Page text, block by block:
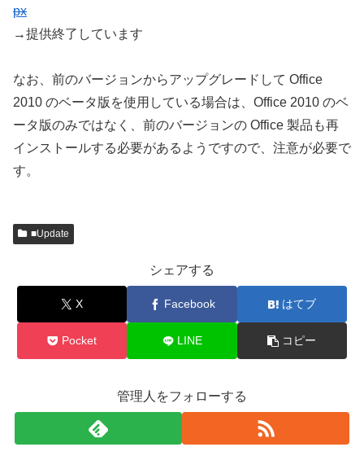
px
→提供終了しています
なお、前のバージョンからアップグレードして Office
2010 のベータ版を使用している場合は、Office 2010 のベ
ータ版のみではなく、前のバージョンの Office 製品も再
インストールする必要があるようですので、注意が必要で
す。
■Update
シェアする
X Facebook はてブ
Pocket LINE コピー
管理人をフォローする